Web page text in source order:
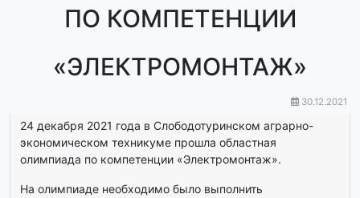
ПО КОМПЕТЕНЦИИ
«ЭЛЕКТРОМОНТАЖ»
30.12.2021
24 декабря 2021 года в Слободотуринском аграрно-
экономическом техникуме прошла областная
олимпиада по компетенции «Электромонтаж».
На олимпиаде необходимо было выполнить